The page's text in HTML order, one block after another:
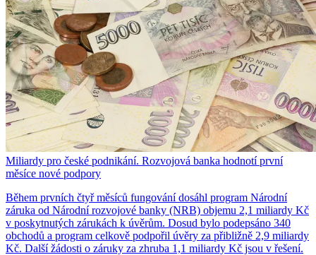
Miliardy pro české podnikání. Rozvojová banka hodnotí první
měsíce nové podpory
Během prvních čtyř měsíců fungování dosáhl program Národní
záruka od Národní rozvojové banky (NRB) objemu 2,1 miliardy Kč
v poskytnutých zárukách k úvěrům. Dosud bylo podepsáno 340
obchodů a program celkově podpořil úvěry za přibližně 2,9 miliardy
Kč. Další žádosti o záruky za zhruba 1,1 miliardy Kč jsou v řešení.